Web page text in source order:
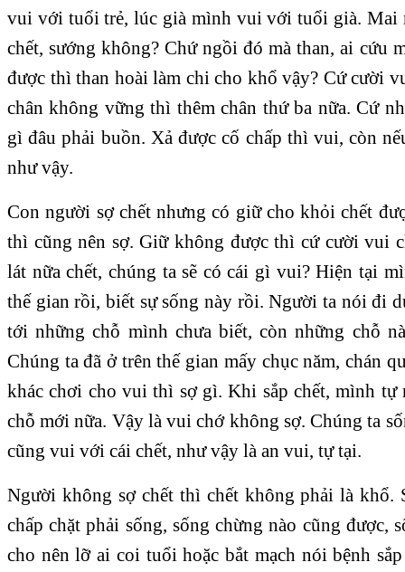
vui với tuổi trẻ, lúc già mình vui với tuổi già. Mai
chết, sướng không? Chứ ngồi đó mà than, ai cứu
được thì than hoài làm chi cho khổ vậy? Cứ cười
chân không vững thì thêm chân thứ ba nữa. Cứ
gì đâu phải buồn. Xả được cố chấp thì vui, còn
như vậy.
Con người sợ chết nhưng có giữ cho khỏi chết
thì cũng nên sợ. Giữ không được thì cứ cười vui
lát nữa chết, chúng ta sẽ có cái gì vui? Hiện tại
thế gian rồi, biết sự sống này rồi. Người ta nói đi
tới những chỗ mình chưa biết, còn những chỗ
Chúng ta đã ở trên thế gian mấy chục năm, chán
khác chơi cho vui thì sợ gì. Khi sắp chết, mình tự
chỗ mới nữa. Vậy là vui chớ không sợ. Chúng ta
cũng vui với cái chết, như vậy là an vui, tự tại.
Người không sợ chết thì chết không phải là
chấp chặt phải sống, sống chừng nào cũng được,
cho nên lỡ ai coi tuổi hoặc bắt mạch nói bệnh